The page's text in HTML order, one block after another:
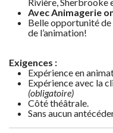
Avec Animagerie
Belle opportunité de
de l’animation!
Exigences :
Expérience en
Expérience avec la
(obligatoire)
Côté théâtrale.
Sans aucun